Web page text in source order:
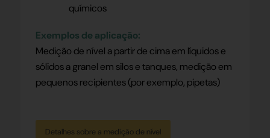
químicos
Exemplos de aplicação:
Medição de nível a partir de cima em líquidos e
sólidos a granel em silos e tanques, medição em
pequenos recipientes (por exemplo, pipetas)
Detalhes sobre a medição de nível